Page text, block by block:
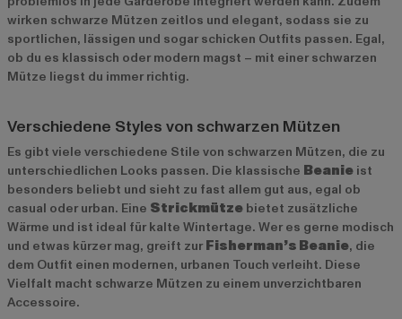
wirken schwarze Mützen zeitlos und elegant, sodass sie zu
sportlichen, lässigen und sogar schicken Outfits passen. Egal,
ob du es klassisch oder modern magst – mit einer schwarzen
Mütze liegst du immer richtig.
Verschiedene Styles von schwarzen Mützen
Es gibt viele verschiedene Stile von schwarzen Mützen, die zu
unterschiedlichen Looks passen. Die klassische Beanie ist
besonders beliebt und sieht zu fast allem gut aus, egal ob
casual oder urban. Eine Strickmütze bietet zusätzliche
Wärme und ist ideal für kalte Wintertage. Wer es gerne modisch
und etwas kürzer mag, greift zur Fisherman’s Beanie, die
dem Outfit einen modernen, urbanen Touch verleiht. Diese
Vielfalt macht schwarze Mützen zu einem unverzichtbaren
Accessoire.